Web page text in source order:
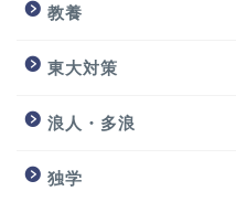
教養
東大対策
浪人・多浪
独学